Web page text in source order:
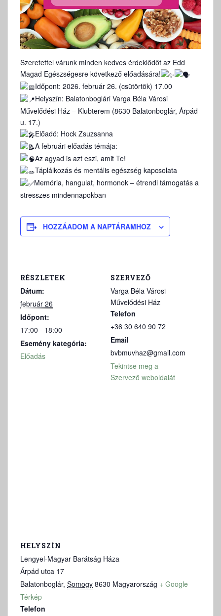
Szeretettel várunk minden kedves érdeklődőt az Edd
Magad Egészségesre következő előadására!
Időpont: 2026. február 26. (csütörtök) 17.00
Helyszín: Balatonboglári Varga Béla Városi
Művelődési Ház – Klubterem (8630 Balatonboglár, Árpád
u. 17.)
Előadó: Hock Zsuzsanna
A februári előadás témája:
Az agyad is azt eszi, amit Te!
Táplálkozás és mentális egészség kapcsolata
Memória, hangulat, hormonok – étrendi támogatás a
stresszes mindennapokban
HOZZÁADOM A NAPTÁRAMHOZ
RÉSZLETEK
Dátum:
február 26
Időpont:
17:00 - 18:00
Esemény kategória:
Előadás
SZERVEZŐ
Varga Béla Városi
Művelődési Ház
Telefon
+36 30 640 90 72
Email
bvbmuvhaz@gmail.com
Tekintse meg a
Szervező weboldalát
HELYSZÍN
Lengyel-Magyar Barátság Háza
Árpád utca 17
Balatonboglár, Somogy 8630 Magyarország + Google
Térkép
Telefon